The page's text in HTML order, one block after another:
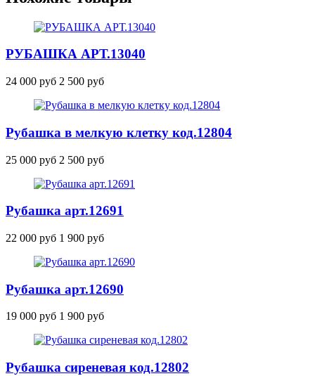
РУБАШКА АРТ.13040
24 000 руб 2 500 руб
Рубашка в мелкую клетку код.12804
25 000 руб 2 500 руб
Рубашка арт.12691
22 000 руб 1 900 руб
Рубашка арт.12690
19 000 руб 1 900 руб
Рубашка сиреневая код.12802